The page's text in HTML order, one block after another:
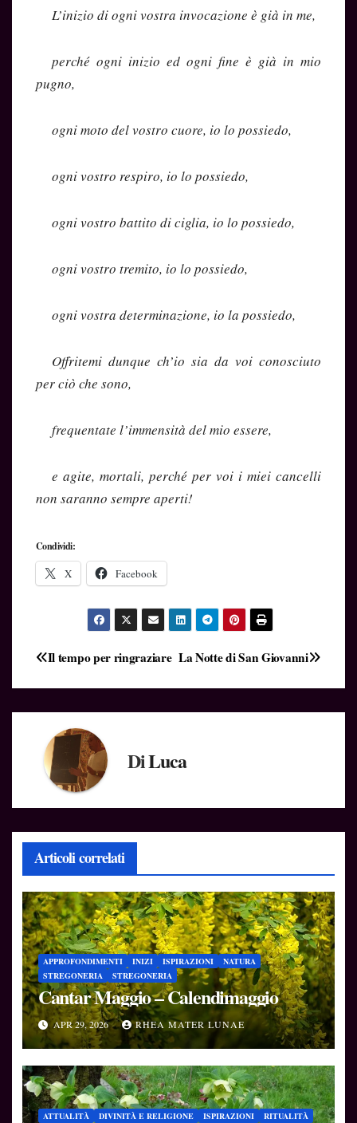
L’inizio di ogni vostra invocazione è già in me,
perché ogni inizio ed ogni fine è già in mio
pugno,
ogni moto del vostro cuore, io lo possiedo,
ogni vostro respiro, io lo possiedo,
ogni vostro battito di ciglia, io lo possiedo,
ogni vostro tremito, io lo possiedo,
ogni vostra determinazione, io la possiedo,
Offritemi dunque ch’io sia da voi conosciuto
per ciò che sono,
frequentate l’immensità del mio essere,
e agite, mortali, perché per voi i miei cancelli
non saranno sempre aperti!
Condividi:
X Facebook
Navigazione
articoli
La Notte di San Giovanni
Il tempo per ringraziare
DiLuca
Articoli correlati
APPROFONDIMENTI INIZI ISPIRAZIONI
NATURA
STREGONERIA
STREGONERIA
Cantar Maggio – Calendimaggio
APR 29, 2026 RHEA MATER LUNAE
ATTUALITÀ DIVINITÀ E RELIGIONE ISPIRAZIONI
RITUALITÀ